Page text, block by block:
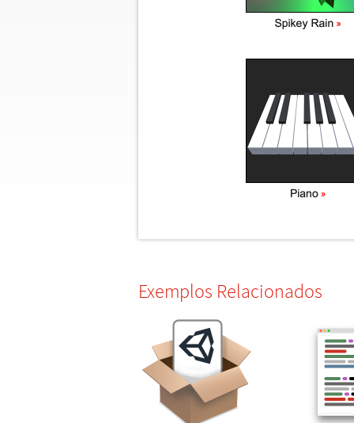
Exemplos Relacionados